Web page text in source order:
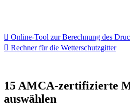
Online-Tool zur Berechnung des
Rechner für die Wetterschutzgitter
15 AMCA-zertifizierte
auswählen